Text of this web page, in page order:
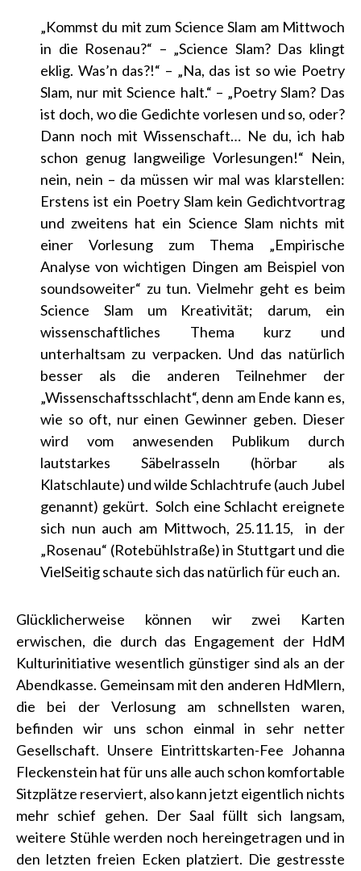
„Kommst du mit zum Science Slam am Mittwoch
in die Rosenau?“ – „Science Slam? Das klingt
eklig. Was’n das?!“ – „Na, das ist so wie Poetry
Slam, nur mit Science halt.“ – „Poetry Slam? Das
ist doch, wo die Gedichte vorlesen und so, oder?
Dann noch mit Wissenschaft… Ne du, ich hab
schon genug langweilige Vorlesungen!“ Nein,
nein, nein – da müssen wir mal was klarstellen:
Erstens ist ein Poetry Slam kein Gedichtvortrag
und zweitens hat ein Science Slam nichts mit
einer Vorlesung zum Thema „Empirische
Analyse von wichtigen Dingen am Beispiel von
soundsoweiter“ zu tun. Vielmehr geht es beim
Science Slam um Kreativität; darum, ein
wissenschaftliches Thema kurz und
unterhaltsam zu verpacken. Und das natürlich
besser als die anderen Teilnehmer der
„Wissenschaftsschlacht“, denn am Ende kann es,
wie so oft, nur einen Gewinner geben. Dieser
wird vom anwesenden Publikum durch
lautstarkes Säbelrasseln (hörbar als
Klatschlaute) und wilde Schlachtrufe (auch Jubel
genannt) gekürt. Solch eine Schlacht ereignete
sich nun auch am Mittwoch, 25.11.15, in der
„Rosenau“ (Rotebühlstraße) in Stuttgart und die
VielSeitig schaute sich das natürlich für euch an.
Glücklicherweise können wir zwei Karten
erwischen, die durch das Engagement der HdM
Kulturinitiative wesentlich günstiger sind als an der
Abendkasse. Gemeinsam mit den anderen HdMlern,
die bei der Verlosung am schnellsten waren,
befinden wir uns schon einmal in sehr netter
Gesellschaft. Unsere Eintrittskarten-Fee Johanna
Fleckenstein hat für uns alle auch schon komfortable
Sitzplätze reserviert, also kann jetzt eigentlich nichts
mehr schief gehen. Der Saal füllt sich langsam,
weitere Stühle werden noch hereingetragen und in
den letzten freien Ecken platziert. Die gestresste